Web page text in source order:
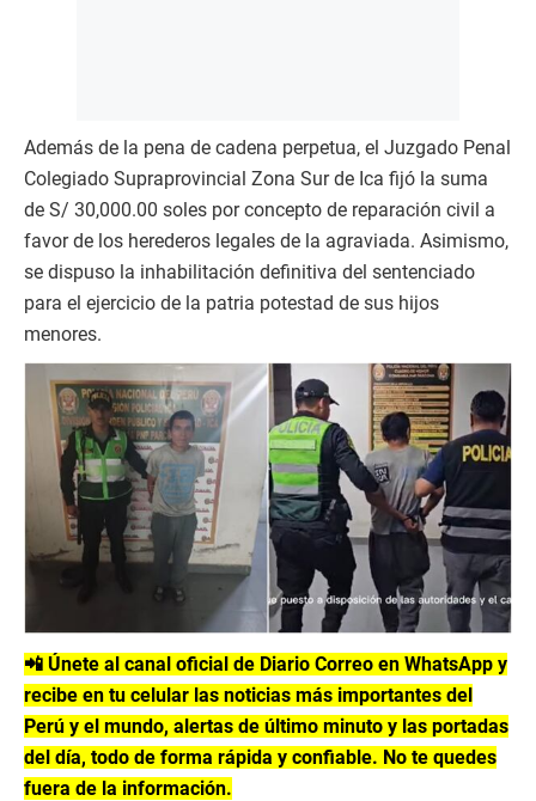
Además de la pena de cadena perpetua, el Juzgado Penal
Colegiado Supraprovincial Zona Sur de Ica fijó la suma
de S/ 30,000.00 soles por concepto de reparación civil a
favor de los herederos legales de la agraviada. Asimismo,
se dispuso la inhabilitación definitiva del sentenciado
para el ejercicio de la patria potestad de sus hijos
menores.
📲 Únete al canal oficial de Diario Correo en WhatsApp y
recibe en tu celular las noticias más importantes del
Perú y el mundo, alertas de último minuto y las portadas
del día, todo de forma rápida y confiable. No te quedes
fuera de la información.